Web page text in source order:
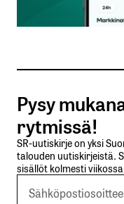
Tilaa
Lähetä
Pysy
rytmissä!
SR-uutiskirje on yksi
talouden uutiskirjeistä.
sisällöt kolmesti